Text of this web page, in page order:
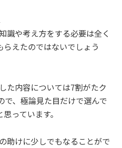
識や考え方をする必要は全く
えたのではないでしょう
た内容については7割がたク
で、極論見た目だけで選んで
っています。
助けに少しでもなることがで